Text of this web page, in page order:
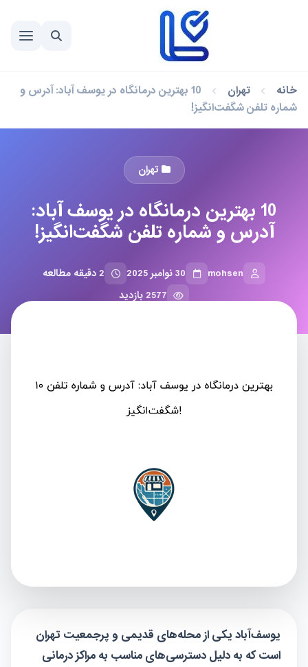
خانه تهران
10 بهترین درمانگاه در یوسف آباد: آدرس و
شماره تلفن شگفت‌انگیز!
تهران
10 بهترین درمانگاه در یوسف آباد:
آدرس و شماره تلفن شگفت‌انگیز!
mohsen 30 نوامبر 2025
2 دقیقه مطالعه
2577 بازدید
یوسف‌آباد یکی از محله‌های قدیمی و پرجمعیت تهران
است که به دلیل دسترسی‌های مناسب به مراکز درمانی